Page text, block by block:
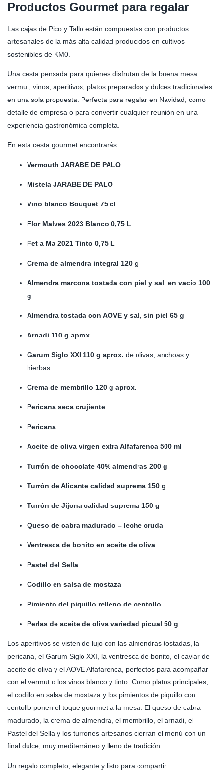
Productos Gourmet para regalar
Las cajas de Pico y Tallo están compuestas con productos
artesanales de la más alta calidad producidos en cultivos
sostenibles de KM0.
Una cesta pensada para quienes disfrutan de la buena mesa:
vermut, vinos, aperitivos, platos preparados y dulces tradicionales
en una sola propuesta. Perfecta para regalar en Navidad, como
detalle de empresa o para convertir cualquier reunión en una
experiencia gastronómica completa.
En esta cesta gourmet encontrarás:
Vermouth JARABE DE PALO
Mistela JARABE DE PALO
Vino blanco Bouquet 75 cl
Flor Malves 2023 Blanco 0,75 L
Fet a Ma 2021 Tinto 0,75 L
Crema de almendra integral 120 g
Almendra marcona tostada con piel y sal, en vacío 100
g
Almendra tostada con AOVE y sal, sin piel 65 g
Arnadi 110 g aprox.
Garum Siglo XXI 110 g aprox. de olivas, anchoas y
hierbas
Crema de membrillo 120 g aprox.
Pericana seca crujiente
Pericana
Aceite de oliva virgen extra Alfafarenca 500 ml
Turrón de chocolate 40% almendras 200 g
Turrón de Alicante calidad suprema 150 g
Turrón de Jijona calidad suprema 150 g
Queso de cabra madurado – leche cruda
Ventresca de bonito en aceite de oliva
Pastel del Sella
Codillo en salsa de mostaza
Pimiento del piquillo relleno de centollo
Perlas de aceite de oliva variedad picual 50 g
Los aperitivos se visten de lujo con las almendras tostadas, la
pericana, el Garum Siglo XXI, la ventresca de bonito, el caviar de
aceite de oliva y el AOVE Alfafarenca, perfectos para acompañar
con el vermut o los vinos blanco y tinto. Como platos principales,
el codillo en salsa de mostaza y los pimientos de piquillo con
centollo ponen el toque gourmet a la mesa. El queso de cabra
madurado, la crema de almendra, el membrillo, el arnadi, el
Pastel del Sella y los turrones artesanos cierran el menú con un
final dulce, muy mediterráneo y lleno de tradición.
Un regalo completo, elegante y listo para compartir.